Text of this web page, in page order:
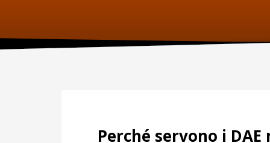
Perché servono i